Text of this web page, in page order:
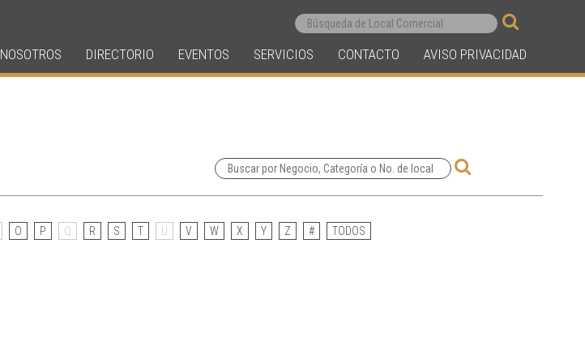
AVISO PRIVACIDAD
CONTACTO
SERVICIOS
EVENTOS
DIRECTORIO
NOSOTROS
O P Q R S T V W X Y Z # TODOS